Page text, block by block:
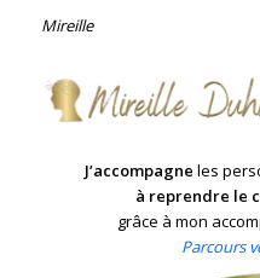
Mireille
J’accompagne les
à reprendre le
grâce à mon
Parcours